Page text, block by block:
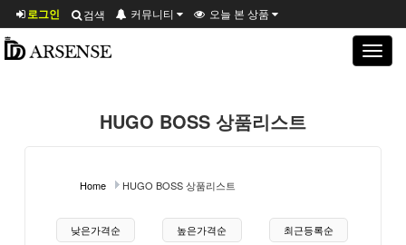
로그인 검색 커뮤니티 오늘 본 상품
Toggle
HUGO BOSS 상품리스트
Home HUGO BOSS 상품리스트
상품 정렬낮은가격순 높은가격순 최근등록순